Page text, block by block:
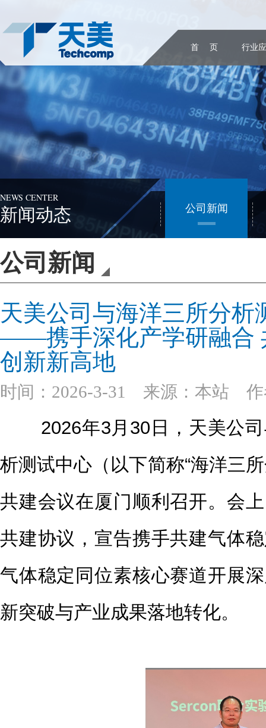
首 页 行业
NEWS CENTER
新闻动态 公司新闻
公司新闻
天美公司与海洋三所分
——携手深化产学研融合
创新新高地
时间：2026-3-31 来源：本站 作
2026年3月30日，天美公司
析测试中心（以下简称“海洋三
共建会议在厦门顺利召开。会
共建协议，宣告携手共建气体
气体稳定同位素核心赛道开展
新突破与产业成果落地转化。